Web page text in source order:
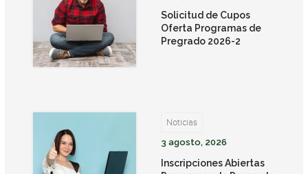
Solicitud de Cupos
Oferta Programas de
Pregrado 2026-2
Noticias
3 agosto, 2026
Inscripciones Abiertas